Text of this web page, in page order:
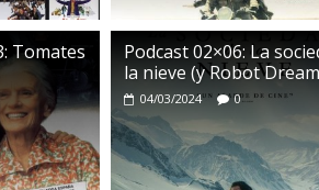
0
Tomates
Podcast 02×06: La
la nieve (y Robot
04/03/2024 0